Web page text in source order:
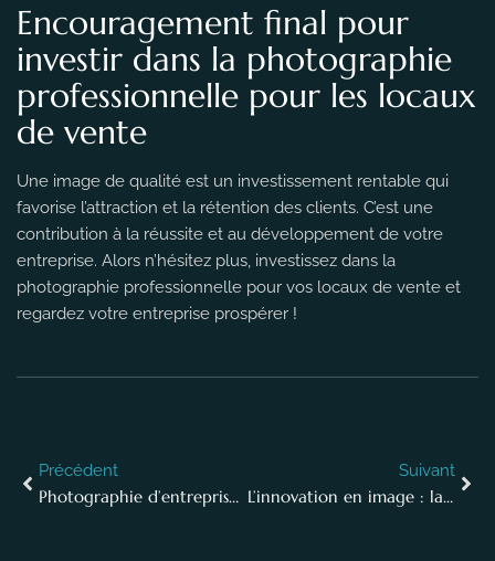
Encouragement final pour
investir dans la photographie
professionnelle pour les locaux
de vente
Une image de qualité est un investissement rentable qui
favorise l’attraction et la rétention des clients. C’est une
contribution à la réussite et au développement de votre
entreprise. Alors n’hésitez plus, investissez dans la
photographie professionnelle pour vos locaux de vente et
regardez votre entreprise prospérer !
Précédent
Photographie d’entreprise : capturer l’essence de votre marque
Suivant
L’innovation en image : la photo et nos équipes de conception